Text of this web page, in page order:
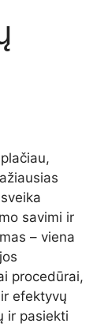
savimi ir
– viena
procedūrai,
efektyvų
ir pasiekti